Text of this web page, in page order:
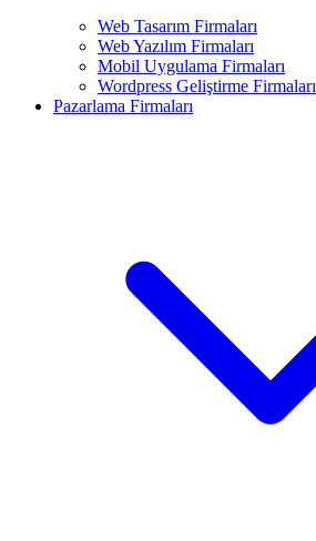
Web Tasarım Firmaları
Web Yazılım Firmaları
Mobil Uygulama Firmaları
Wordpress Geliştirme Firmaları
Pazarlama Firmaları